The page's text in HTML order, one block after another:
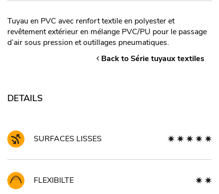
Tuyau en PVC avec renfort textile en polyester et
revêtement extérieur en mélange PVC/PU pour le passage
d’air sous pression et outillages pneumatiques.
Back to Série tuyaux textiles
DETAILS
SURFACES LISSES
FLEXIBILTE